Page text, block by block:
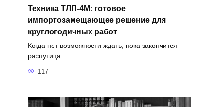
Техника ТЛП-4М: готовое
импортозамещающее решение для
круглогодичных работ
Когда нет возможности ждать, пока закончится
распутица
117